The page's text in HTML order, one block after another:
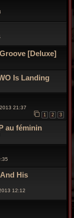
[Deluxe]
Is Landing
21:37
1 2 3
au féminin
His
12:12